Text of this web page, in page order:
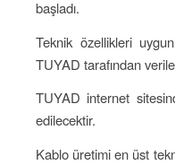
başladı.
Teknik özellikleri
TUYAD tarafından
TUYAD internet
edilecektir.
Kablo üretimi en üst